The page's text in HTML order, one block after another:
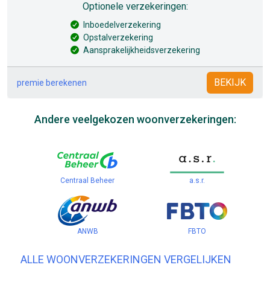
Optionele verzekeringen:
Inboedelverzekering
Opstalverzekering
Aansprakelijkheidsverzekering
premie berekenen BEKIJK
Andere veelgekozen woonverzekeringen:
Centraal Beheer a.s.r.
ANWB FBTO
ALLE WOONVERZEKERINGEN VERGELIJKEN